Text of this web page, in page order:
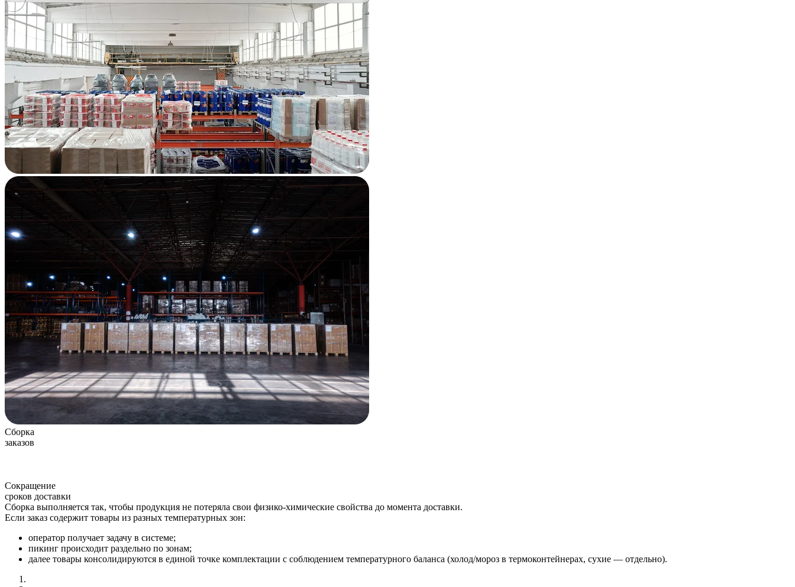
Сборка
заказов
Сокращение
сроков доставки
Сборка выполняется так, чтобы продукция не потеряла свои физико-химические свойства до момента доставки.
Если заказ содержит товары из разных температурных зон:
оператор получает задачу в системе;
пикинг происходит раздельно по зонам;
далее товары консолидируются в единой точке комплектации с соблюдением температурного баланса (холод/мороз в термоконтейнерах, сухие — отдельно).